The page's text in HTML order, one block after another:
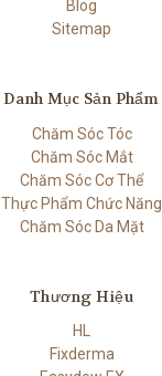
Blog
Sitemap
Danh Mục Sản Phẩm
Chăm Sóc Tóc
Chăm Sóc Mắt
Chăm Sóc Cơ Thể
Thực Phẩm Chức Năng
Chăm Sóc Da Mặt
Thương Hiệu
HL
Fixderma